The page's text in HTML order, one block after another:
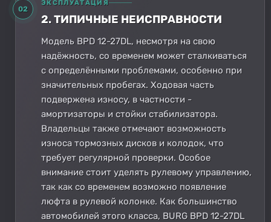
02
ЭКСПЛУАТАЦИЯ
2. ТИПИЧНЫЕ НЕИСПРАВНОСТИ
Модель BPD 12-27DL, несмотря на свою
надёжность, со временем может сталкиваться
с определёнными проблемами, особенно при
значительных пробегах. Ходовая часть
подвержена износу, в частности -
амортизаторы и стойки стабилизатора.
Владельцы также отмечают возможность
износа тормозных дисков и колодок, что
требует регулярной проверки. Особое
внимание стоит уделять рулевому управлению,
так как со временем возможно появление
люфта в рулевой колонке. Как большинство
автомобилей этого класса, BURG BPD 12-27DL